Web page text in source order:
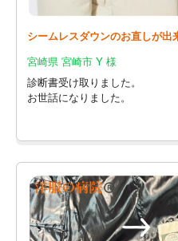
シームレスダウンのお直しが出
宮崎県 宮崎市 Y 様
診断書受け取りました。
お世話になりました。